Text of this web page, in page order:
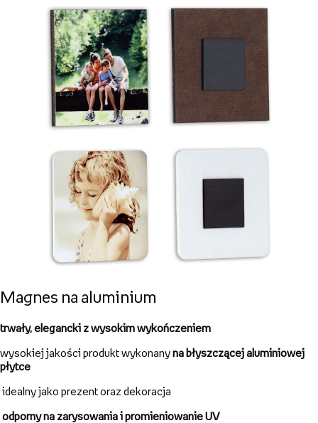
Magnes na aluminium
trwały, elegancki z wysokim wykończeniem
wysokiej jakości produkt wykonanyna błyszczącej aluminiowej
płytce
idealny jako prezent oraz dekoracja
odporny na zarysowania i promieniowanie UV